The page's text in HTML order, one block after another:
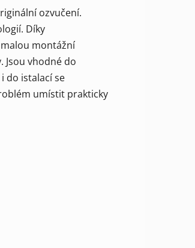
ozvučení.
Díky
montážní
Jsou vhodné do
do istalací se
umístit prakticky